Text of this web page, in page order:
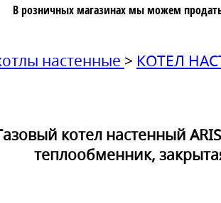
В розничных магазинах мы можем
настенные > КОТЕЛ
котел настенный
теплообменник,